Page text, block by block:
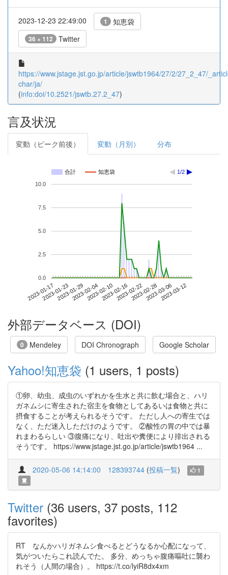
2023-12-23 22:49:00 1 知恵袋
36 + 112 Twitter
https://www.jstage.jst.go.jp/article/jswtb1964/27/2/27_2_47/
char/ja/
(info:doi/10.2521/jswtb.27.2_47)
言及状況
変動（ピーク前後） 変動（月別） 分布
合計 知恵袋 1/2
2023-01-172023-01-232023-01-292023-02-042023-02-102023-02-162023-02-222023-02-282023-03-062023-03-12
0.0
2.5
5.0
7.5
10.0
外部データベース (DOI)
0 Mendeley DOI Chronograph Google Scholar
Yahoo!知恵袋 (1 users, 1 posts)
①卵、幼虫、成虫のいずれかを生水と共に飲む場合と、ハリ
ガネムシに寄生された宿主を食物としてあるいは食物と共に
摂食することが考えられるそうです。 ただし人への寄生では
なく、ただ迷入しただけのようです。 ②酸性の胃の中では暴
れまわるらしい ③腹痛になり、吐出や糞便により排出される
そうです。 https://www.jstage.jst.go.jp/article/jswtb1964 ...
2020-05-06 14:14:00 128393744 (投稿一覧) 1
Twitter (36 users, 37 posts, 112
favorites)
RT なんかハリガネムシ食べるとどうなるか心配になって、
気がついたらこれ読んでた。 多分、めっちゃ腹痛嘔吐に襲わ
れそう（人間の場合）。 https://t.co/lyiR8dx4xm